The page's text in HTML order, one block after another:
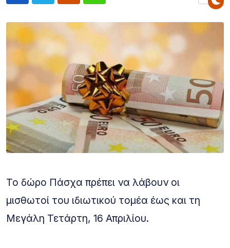
Το δώρο Πάσχα πρέπει να λάβουν οι
μισθωτοί του ιδιωτικού τομέα έως και τη
Μεγάλη Τετάρτη, 16 Απριλίου.